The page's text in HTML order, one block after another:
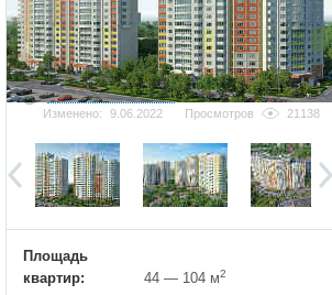
Добавить фотографию
Изменено:
9.06.2022 Просмотров 21138
Площадь
квартир:
44 — 104 м2